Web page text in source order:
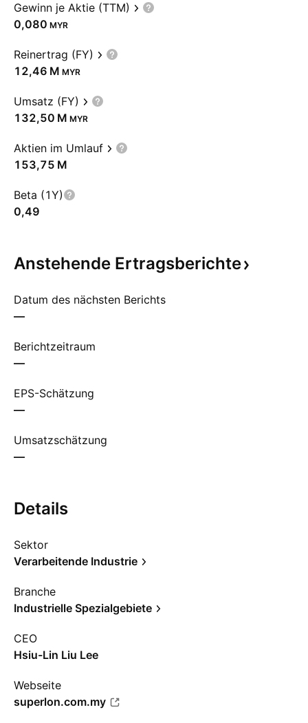
Gewinn je Aktie (TTM)
0,080 MYR
Reinertrag (FY)
‪12,46 M‬ MYR
Umsatz (FY)
‪132,50 M‬ MYR
Aktien im Umlauf
‪153,75 M‬
Beta (1Y)
0,49
Anstehende Ertragsberichte
Datum des nächsten Berichts
—
Berichtzeitraum
—
EPS-Schätzung
—
Umsatzschätzung
—
Details
Sektor
Verarbeitende Industrie
Branche
Industrielle Spezialgebiete
CEO
Hsiu-Lin Liu Lee
Webseite
superlon.com.my